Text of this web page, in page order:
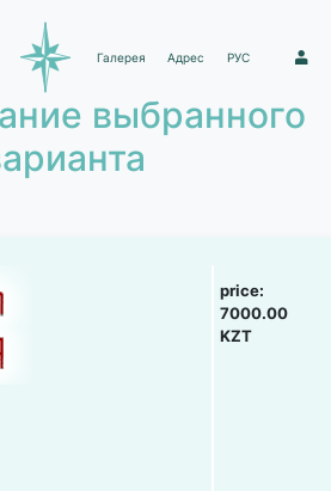
Галерея Адрес РУС 1
выбранного
price:
7000.00
KZT